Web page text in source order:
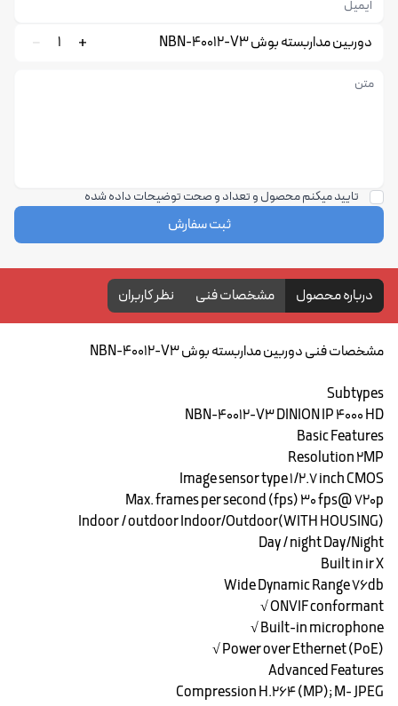
دوربین مداربسته بوش NBN-40012-V3 1
تایید میکنم محصول و تعداد و صحت توضیحات داده شده
ثبت سفارش
درباره محصول مشخصات فنی نظر کاربران
مشخصات فنی دوربین مداربسته بوش NBN-40012-V3
Subtypes
NBN-40012-V3 DINION IP 4000 HD
Basic Features
Resolution ۲MP
Image sensor type ۱/۲.۷ inch CMOS
Max. frames per second (fps) ۳۰ fps@ 720p
Indoor / outdoor Indoor/Outdoor(WITH HOUSING)
Day / night Day/Night
Built in ir X
Wide Dynamic Range ۷۶db
ONVIF conformant √
Built-in microphone √
Power over Ethernet (PoE) √
Advanced Features
Compression H.264 (MP); M- JPEG